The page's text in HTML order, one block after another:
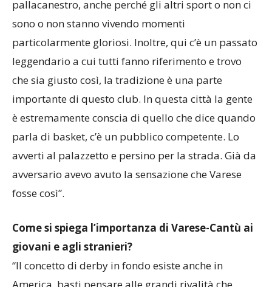
persino rafforzate. Varese è una città che vive per la
pallacanestro, anche perché gli altri sport o non ci
sono o non stanno vivendo momenti
particolarmente gloriosi. Inoltre, qui c’è un passato
leggendario a cui tutti fanno riferimento e trovo
che sia giusto così, la tradizione è una parte
importante di questo club. In questa città la gente
è estremamente conscia di quello che dice quando
parla di basket, c’è un pubblico competente. Lo
avverti al palazzetto e persino per la strada. Già da
avversario avevo avuto la sensazione che Varese
Come si spiega l’importanza di Varese-Cantù ai
giovani e agli stranieri?